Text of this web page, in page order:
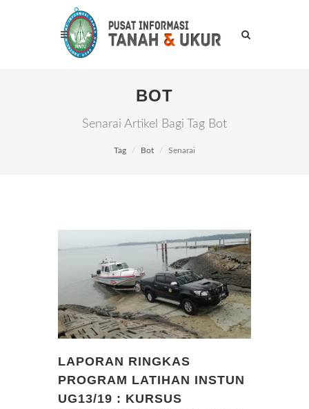
BOT
Senarai Artikel Bagi Tag Bot
Tag Bot Senarai
LAPORAN RINGKAS
PROGRAM LATIHAN INSTUN
UG13/19 : KURSUS